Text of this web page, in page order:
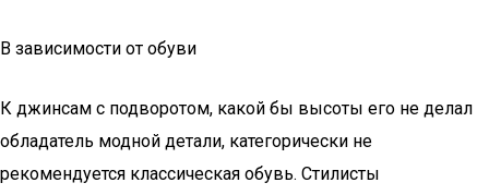
В зависимости от обуви
К джинсам с подворотом, какой бы высоты его не делал
обладатель модной детали, категорически не
рекомендуется классическая обувь. Стилисты